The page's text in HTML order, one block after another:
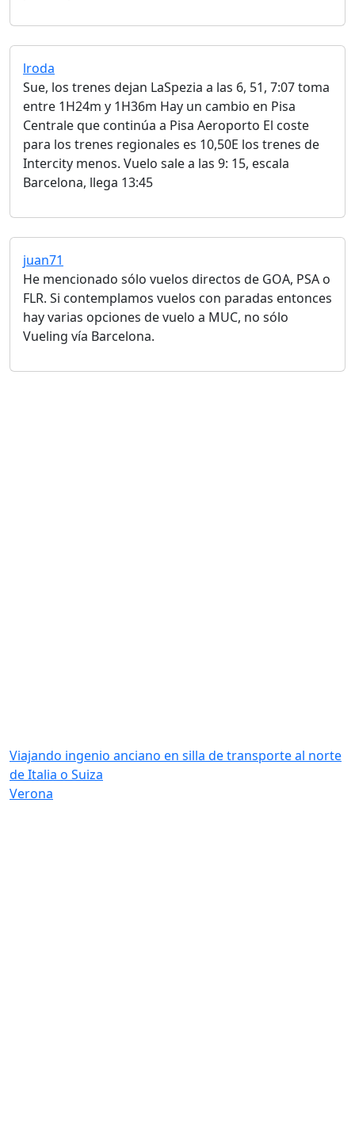
lroda
Sue, los trenes dejan LaSpezia a las 6, 51, 7:07 toma
entre 1H24m y 1H36m Hay un cambio en Pisa
Centrale que continúa a Pisa Aeroporto El coste
para los trenes regionales es 10,50E los trenes de
Intercity menos. Vuelo sale a las 9: 15, escala
Barcelona, ​​llega 13:45
juan71
He mencionado sólo vuelos directos de GOA, PSA o
FLR. Si contemplamos vuelos con paradas entonces
hay varias opciones de vuelo a MUC, no sólo
Vueling vía Barcelona.
Viajando ingenio anciano en silla de transporte al norte
de Italia o Suiza
Verona